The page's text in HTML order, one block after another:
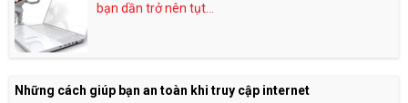
bạn dần trở nên tụt...
Những cách giúp bạn an toàn khi truy cập internet